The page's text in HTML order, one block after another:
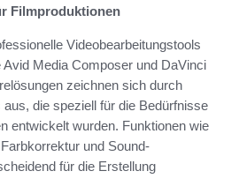
Filmproduktionen
Videobearbeitungstools
Media Composer und DaVinci
zeichnen sich durch
die speziell für die Bedürfnisse
entwickelt wurden. Funktionen wie
und Sound-
für die Erstellung